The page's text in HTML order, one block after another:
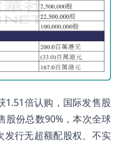
1.51倍认购，国际发售股
股份总数90%，本次全球
发行无超额配股权、不实